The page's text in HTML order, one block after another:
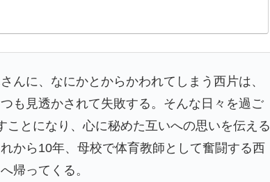
んに、なにかとからかわれてしまう西片は、
も見透かされて失敗する。そんな日々を過ご
とになり、心に秘めた互いへの思いを伝える
から10年、母校で体育教師として奮闘する西
帰ってくる。